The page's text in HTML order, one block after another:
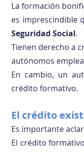
La formación
es imprescindible
Seguridad Social.
Tienen derecho a
autónomos
En cambio, un
crédito formativo.
El crédito
Es importante
El crédito